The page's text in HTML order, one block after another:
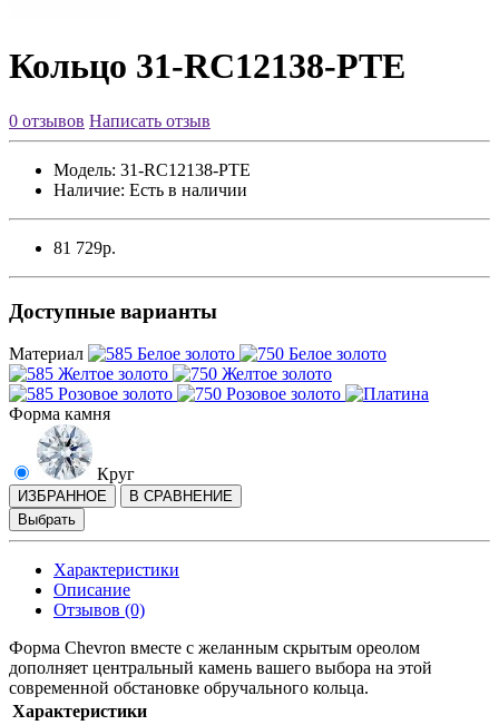
Кольцо 31-RC12138-PTE
0 отзывов Написать отзыв
Модель: 31-RC12138-PTE
Наличие: Есть в наличии
81 729р.
Доступные варианты
Материал
Форма камня
Круг
ИЗБРАННОЕ
В СРАВНЕНИЕ
Выбрать
Характеристики
Описание
Отзывов (0)
Форма Chevron вместе с желанным скрытым ореолом
дополняет центральный камень вашего выбора на этой
современной обстановке обручального кольца.
Характеристики